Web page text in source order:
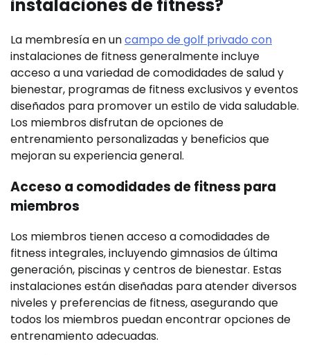
instalaciones de fitness?
La membresía en uncampo de golf privado con
instalaciones de fitness generalmente incluye
acceso a una variedad de comodidades de salud y
bienestar, programas de fitness exclusivos y eventos
diseñados para promover un estilo de vida saludable.
Los miembros disfrutan de opciones de
entrenamiento personalizadas y beneficios que
mejoran su experiencia general.
Acceso a comodidades de fitness para
miembros
Los miembros tienen acceso a comodidades de
fitness integrales, incluyendo gimnasios de última
generación, piscinas y centros de bienestar. Estas
instalaciones están diseñadas para atender diversos
niveles y preferencias de fitness, asegurando que
todos los miembros puedan encontrar opciones de
entrenamiento adecuadas.